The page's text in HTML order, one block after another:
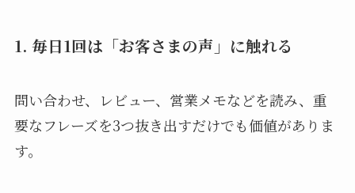
1. 毎日1回は「お客さまの声」に触れる
問い合わせ、レビュー、営業メモなどを読み、重
要なフレーズを3つ抜き出すだけでも価値がありま
す。